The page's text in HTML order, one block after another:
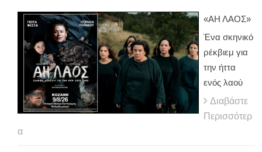
«ΑΗ ΛΑΟΣ»
Ένα σκηνικό
ρέκβιεμ για
την ήττα
ενός λαού
Διαβάστε
Περισσότερ
α